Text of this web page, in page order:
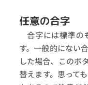
任意の合字
合字には標準の
す。一般的にない
した場合、このボ
替えます。思って